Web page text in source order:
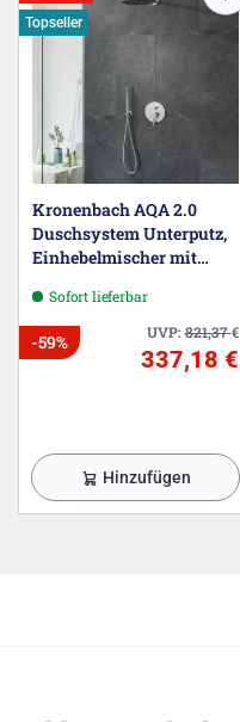
Topseller
Kronenbach AQA 2.0
Duschsystem Unterputz,
Einhebelmischer mit
Sofort lieferbar
UVP:821,37€
-59%
337,18 €
Hinzufügen